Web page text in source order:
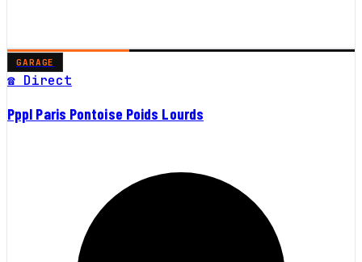
GARAGE
☎ Direct
Pppl Paris Pontoise Poids Lourds